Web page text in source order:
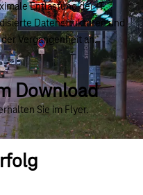
Entlastung der IT.
Datenstrukturen und
Vergangenheit an.
Download
Sie im Flyer.